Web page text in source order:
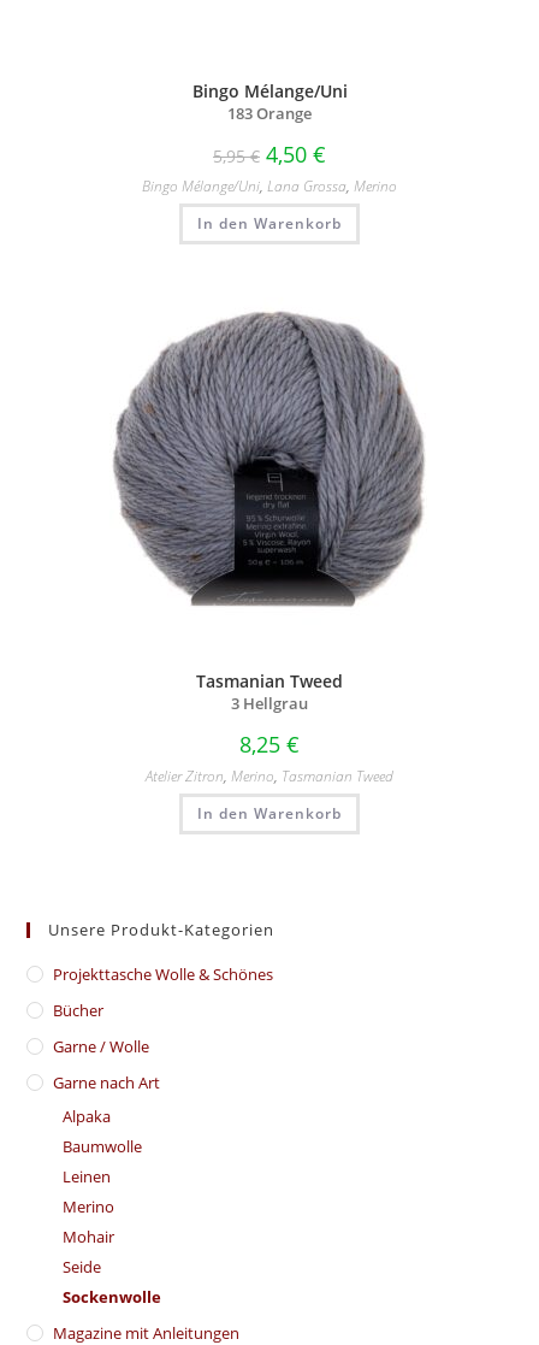
Bingo Mélange/Uni
183 Orange
5,95€ 4,50 €
Bingo Mélange/​Uni, Lana Grossa, Merino
In den Warenkorb
Tasmanian Tweed
3 Hellgrau
8,25 €
Atelier Zitron, Merino, Tasmanian Tweed
In den Warenkorb
Unsere Produkt-Kategorien
​Projekttasche Wolle & Schönes
Bücher
Garne / Wolle
Garne nach Art
Alpaka
Baumwolle
Leinen
Merino
Mohair
Seide
Sockenwolle
Magazine mit Anleitungen